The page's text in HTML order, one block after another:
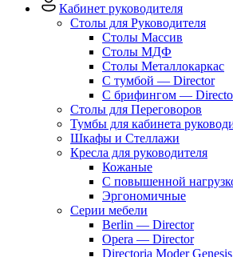
Кабинет руководителя
Столы для Руководителя
Столы Массив
Столы МДФ
Столы Металлокаркас
С тумбой — Director
C брифингом —
Столы для Переговоров
Тумбы для кабинета
Шкафы и Стеллажи
Кресла для руководителя
Кожаные
С повышенной
Эргономичные
Серии мебели
Berlin — Director
Opera — Director
Directoria Moder